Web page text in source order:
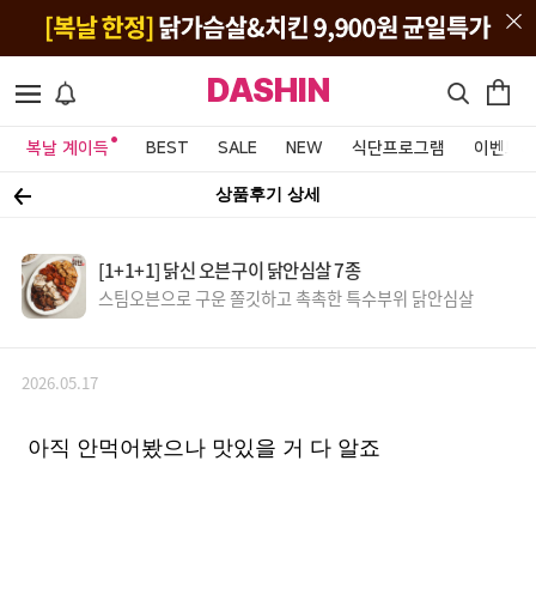
DASHIN
복날 계이득 BEST SALE NEW 식단프로그램 이벤트&
상품후기 상세
[1+1+1] 닭신 오븐구이 닭안심살 7종
스팀오븐으로 구운 쫄깃하고 촉촉한 특수부위 닭안심살
2026.05.17
아직 안먹어봤으나 맛있을 거 다 알죠